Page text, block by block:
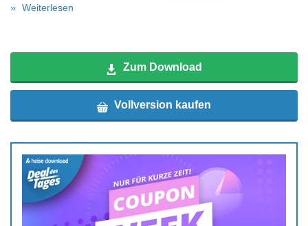
Weiterlesen
Zum Download
Vollversion kaufen